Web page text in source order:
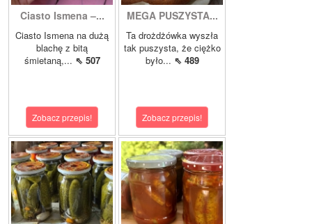
Ciasto Ismena –...
Ciasto Ismena na dużą
blachę z bitą
śmietaną,... ⇖ 507
Zobacz przepis!
MEGA PUSZYSTA...
Ta drożdżówka wyszła
tak puszysta, że ciężko
było... ⇖ 489
Zobacz przepis!